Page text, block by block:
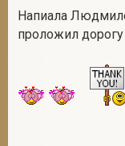
Напиала
проложил